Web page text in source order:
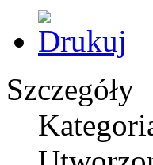
Szczegóły